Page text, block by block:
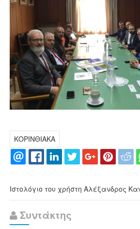
ΚΟΡΙΝΘΙΑΚΑ
Ιστολόγιο του χρήστη Αλέξανδρος
Συντάκτης